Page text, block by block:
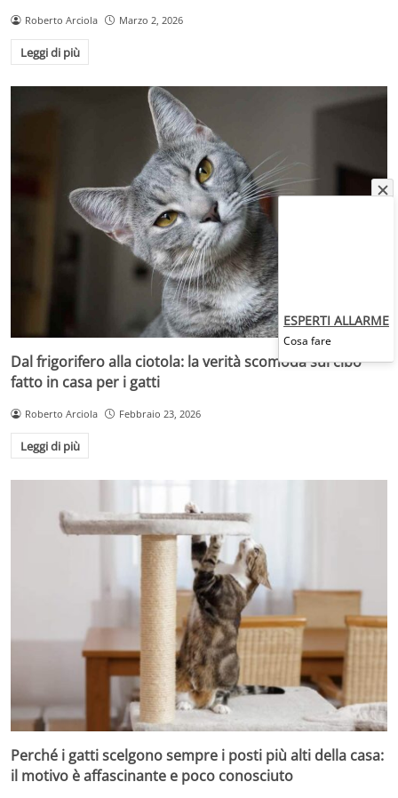
Roberto Arciola Marzo 2, 2026
Leggi di più
Dal frigorifero alla ciotola: la verità scomoda sul cibo
fatto in casa per i gatti
Roberto Arciola Febbraio 23, 2026
Leggi di più
Perché i gatti scelgono sempre i posti più alti della casa:
il motivo è affascinante e poco conosciuto
ESPERTI ALLARME
Cosa fare